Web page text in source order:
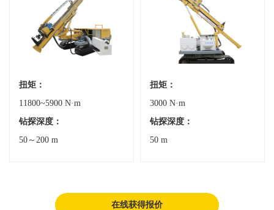
扭矩：
11800~5900 N·m
钻探深度：
50～200 m
扭矩：
3000 N·m
钻探深度：
50 m
在线获得报价